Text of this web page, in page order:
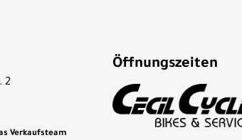
2
Verkaufsteam
Öffnungszeiten